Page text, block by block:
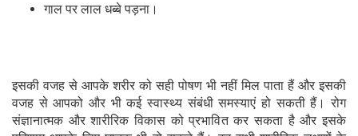
गाल पर लाल धब्बे पड़ना।
इसकी वजह से आपके शरीर को सही पोषण भी नहीं मिल पाता हैं और इसकी
वजह से आपको और भी कई स्वास्थ्य संबंधी समस्याएं हो सकती हैं। रोग
संज्ञानात्मक और शारीरिक विकास को प्रभावित कर सकता है और इसके